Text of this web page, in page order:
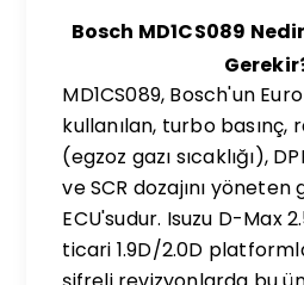
Bosch MD1CS089
MD1CS089, Bosch'un
kullanılan, turbo basınç,
(egzoz gazı sıcaklığı),
ve SCR dozajını
ECU'sudur. Isuzu D-Max
ticari 1.9D/2.0D